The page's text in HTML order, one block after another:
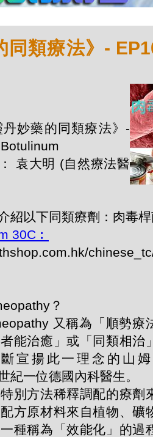
同類療法》-
妙藥的同類療法》-
袁大明 (自然療法醫
紹以下同類療劑：肉毒
30C︰
？
又稱為「順勢療
能治癒」或「同類相治
宣揚此一理念的山
紀一位德國內科醫生。
特別方法稀釋調配的療劑
方原材料來自植物、礦
種稱為「效能化」的過